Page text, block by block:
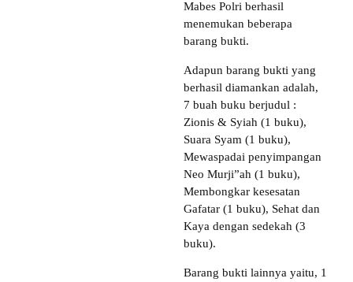
Mabes Polri berhasil
menemukan beberapa
barang bukti.
Adapun barang bukti yang
berhasil diamankan adalah,
7 buah buku berjudul :
Zionis & Syiah (1 buku),
Suara Syam (1 buku),
Mewaspadai penyimpangan
Neo Murji”ah (1 buku),
Membongkar kesesatan
Gafatar (1 buku), Sehat dan
Kaya dengan sedekah (3
buku).
Barang bukti lainnya yaitu, 1